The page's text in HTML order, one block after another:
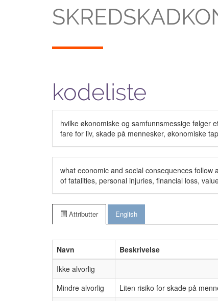
kodeliste
hvilke økonomiske og samfunnsmessige følger
fare for liv, skade på mennesker, økonomiske
what economic and social consequences
of fatalities, personal injuries, financial loss,
Attributter English
Navn Beskrivelse
Ikke alvorlig
Mindre alvorlig
Liten risiko for skade på